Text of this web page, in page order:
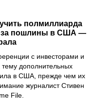
полмиллиарда
за пошлины в США —
с инвесторами и
дополнительных
в США, прежде чем их
журналист Стивен
File.